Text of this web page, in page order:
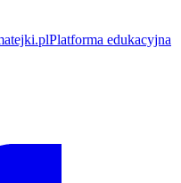
Platforma edukacyjna